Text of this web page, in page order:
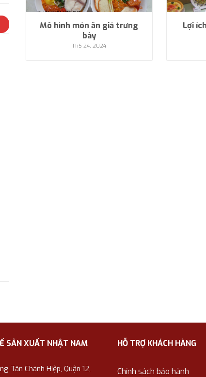
Mô hình món ăn giả trưng
bày
Th5 24, 2024
Lợi
SẢN XUẤT NHẬT NAM
Tân Chánh Hiệp, Quận 12,
HỖ TRỢ KHÁCH HÀNG
Chính sách bảo hành